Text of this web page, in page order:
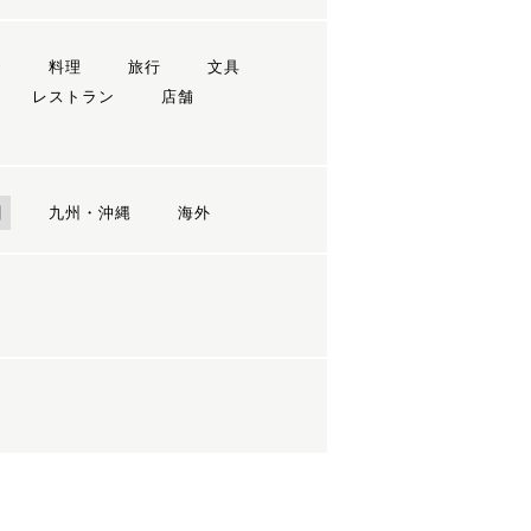
料理 旅行
文具
レストラン
店舗
九州・沖縄 海外